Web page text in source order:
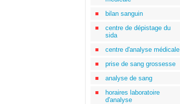
bilan sanguin
centre de dépistage du
sida
centre d'analyse médicale
prise de sang grossesse
analyse de sang
horaires laboratoire
d'analyse